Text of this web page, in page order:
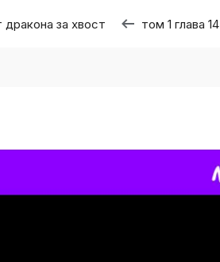
за хвост том 1 глава 14